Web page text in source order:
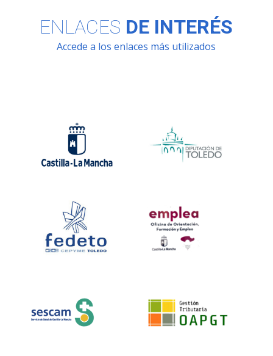
ENLACES DE INTERÉS
Accede a los enlaces más utilizados